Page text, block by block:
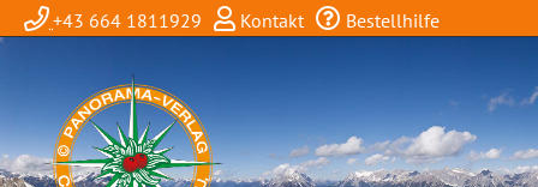
+43 664 1811929 Kontakt Bestellhilfe